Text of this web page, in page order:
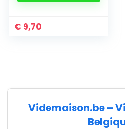
€ 9,70
Videmaison.be –